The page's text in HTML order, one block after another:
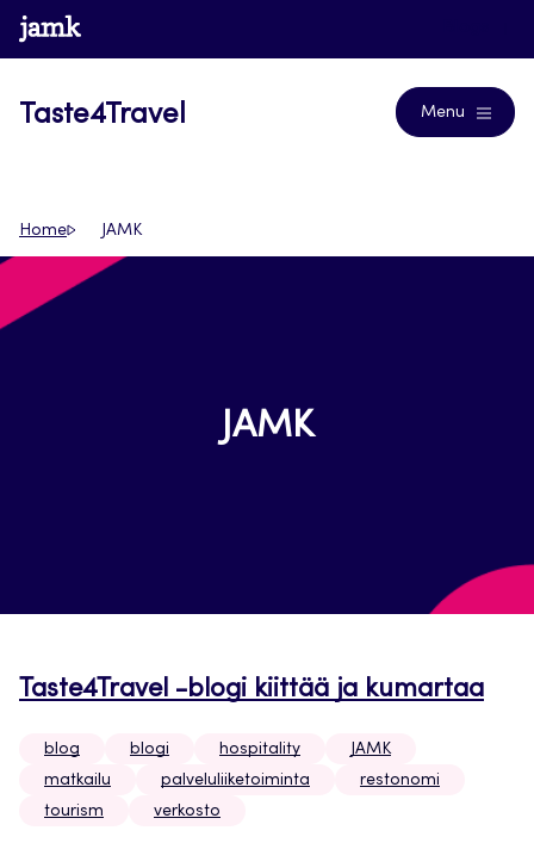
Siirry
suoraan
www.jamk.fi
Taste4Travel Menu
Home JAMK
JAMK
Taste4Travel -blogi kiittää ja kumartaa
blog blogi hospitality
JAMK
matkailu
palveluliiketoiminta
restonomi
tourism
verkosto